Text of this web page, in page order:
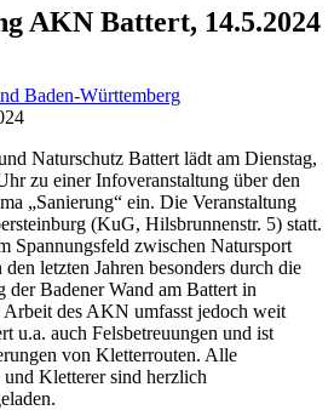
AKN Battert, 14.5.2024
Baden-Württemberg
Naturschutz Battert lädt am Dienstag,
zu einer Infoveranstaltung über den
„Sanierung“ ein. Die Veranstaltung
(KuG, Hilsbrunnenstr. 5) statt.
Spannungsfeld zwischen Natursport
letzten Jahren besonders durch die
der Badener Wand am Battert in
Arbeit des AKN umfasst jedoch weit
u.a. auch Felsbetreuungen und ist
von Kletterrouten. Alle
Kletterer sind herzlich